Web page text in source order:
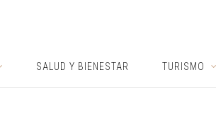
SALUD Y BIENESTAR TURISMO